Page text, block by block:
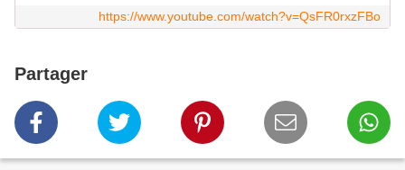
https://www.youtube.com/watch?v=QsFR0rxzFBo
Partager